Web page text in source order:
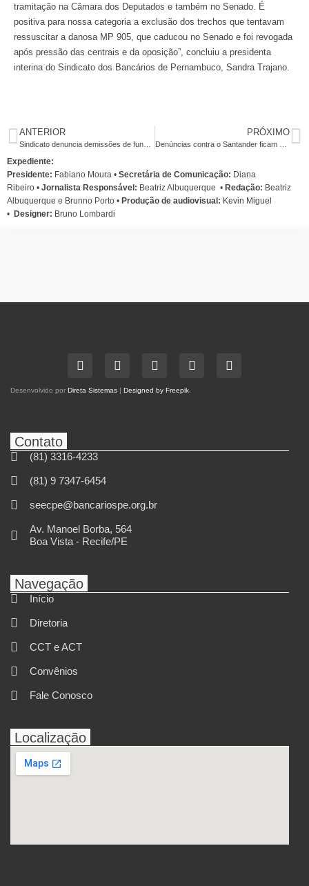
tramitação na Câmara dos Deputados e também no Senado. É
positiva para nossa categoria a exclusão dos trechos que tentavam
ressuscitar a danosa MP 905, que caducou no Senado e foi revogada
após pressão das centrais e da oposição”, concluiu a presidenta
interina do Sindicato dos Bancários de Pernambuco, Sandra Trajano.
ANTERIOR PRÓXIMO
Expediente:
Presidente: Fabiano Moura • Secretária de Comunicação: Diana
Ribeiro • Jornalista Responsável: Beatriz Albuquerque • Redação: Beatriz
Albuquerque e Brunno Porto • Produção de audiovisual: Kevin Miguel
• Designer: Bruno Lombardi
Desenvolvido por Direta Sistemas | Designed by Freepik.
Contato
(81) 3316-4233
(81) 9 7347-6454
seecpe@bancariospe.org.br
Av. Manoel Borba, 564
Boa Vista - Recife/PE
Navegação
Início
Diretoria
CCT e ACT
Convênios
Fale Conosco
Localização